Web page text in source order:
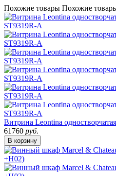
Похожие товары Похожие
Витрина Leontina
61760 руб.
В корзину